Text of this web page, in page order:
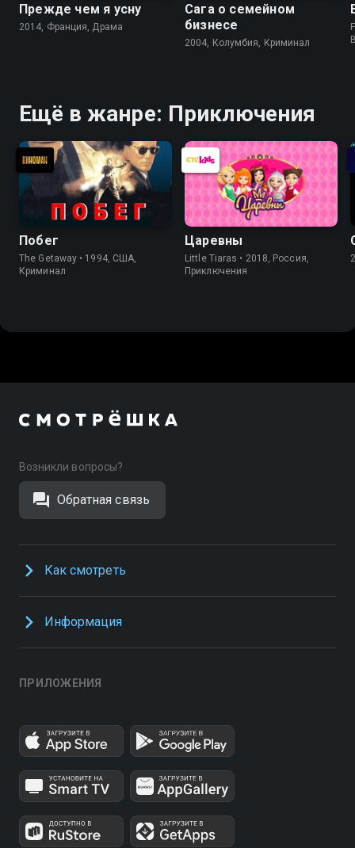
Прежде чем я усну
2014, Франция, Драма
Сага о семейном
бизнесе
2004, Колумбия, Криминал
Ещё в жанре: Приключения
Побег
The Getaway • 1994, США,
Криминал
Царевны
Little Tiaras • 2018, Россия,
Приключения
Возникли вопросы?
Обратная связь
Как смотреть
Информация
ПРИЛОЖЕНИЯ